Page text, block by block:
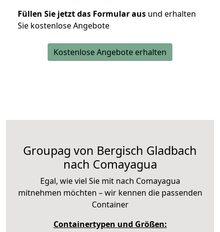
Füllen Sie jetzt das Formular aus und erhalten
Sie kostenlose Angebote
Kostenlose Angebote erhalten
Groupag von Bergisch Gladbach
nach Comayagua
Egal, wie viel Sie mit nach Comayagua
mitnehmen möchten – wir kennen die passenden
Container
Containertypen und Größen: